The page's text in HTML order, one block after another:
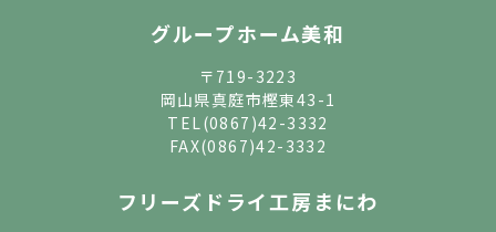
グループホーム美和
〒719-3223
岡山県真庭市樫東43-1
TEL(0867)42-3332
FAX(0867)42-3332
フリーズドライ工房まにわ